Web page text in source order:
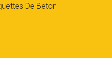
De Beton